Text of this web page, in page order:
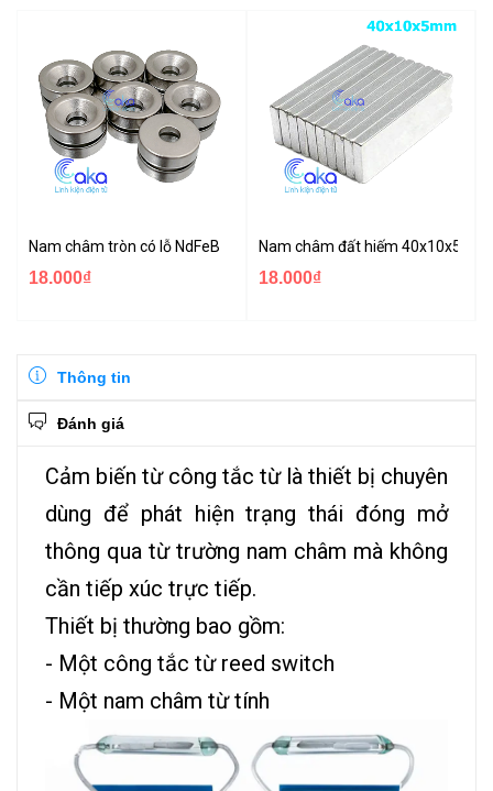
Nam châm tròn có lỗ NdFeB
18.000₫
Nam châm đất hiếm 40x10x5mm
18.000₫
Thông tin
Đánh giá
Cảm biến từ công tắc từ là thiết bị chuyên
dùng để phát hiện trạng thái đóng mở
thông qua từ trường nam châm mà không
cần tiếp xúc trực tiếp.
Thiết bị thường bao gồm:
- Một công tắc từ reed switch
- Một nam châm từ tính